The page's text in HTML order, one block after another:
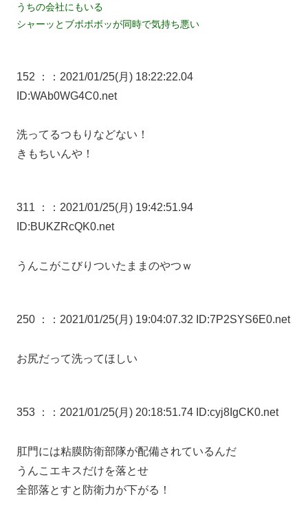
うちの会社にもいる
シャーッとブボボボッが同時で気持ち悪い
152 ：
：2021/01/25(月) 18:22:22.04
ID:WAb0WG4C0.net
洗ってるつもりなどない！
きもちいんや！
311 ：
：2021/01/25(月) 19:42:51.94
ID:BUKZRcQK0.net
うんこがこびりついたままのやつｗ
250 ： ：2021/01/25(月) 19:04:07.32 ID:7P2SYS6E0.net
お尻だって洗ってほしい
353 ： ：2021/01/25(月) 20:18:51.74 ID:cyj8IgCK0.net
肛門には粘膜防衛部隊が配備されているんだ
うんこエキスだけを落とせ
全部落とすと防衛力が下がる！